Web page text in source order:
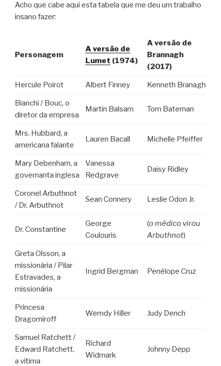
Acho que cabe aqui esta tabela que me deu um trabalho
insano fazer:
Personagem
A versão de
Lumet (1974)
A versão de
Brannagh
(2017)
Hercule Poirot Albert Finney Kenneth Branagh
Bianchi / Bouc, o
diretor da empresa
Martin Balsam Tom Bateman
Mrs. Hubbard, a
americana falante
Lauren Bacall Michelle Pfeiffer
Mary Debenham, a
governanta inglesa
Vanessa
Redgrave
Daisy Ridley
Coronel Arbuthnot
/ Dr. Arbuthnot
Sean Connery Leslie Odon Jr.
Dr. Constantine
George
Coulouris
(o médico virou
Arbuthnot)
Greta Olsson, a
missionária / Pilar
Estravades, a
missionária
Ingrid Bergman Penélope Cruz
Princesa
Dragomiroff
Wemdy Hiller Judy Dench
Samuel Ratchett /
Edward Ratchett,
a vítima
Richard
Widmark
Johnny Depp